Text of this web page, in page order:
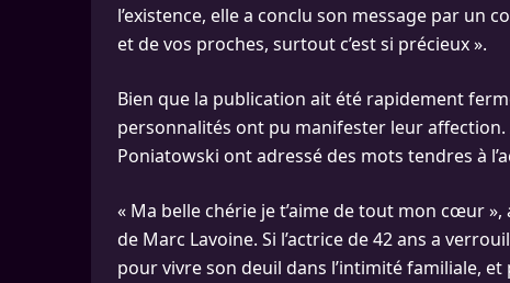
l’existence, elle a conclu son message par un
et de vos proches, surtout c’est si précieux ».
Bien que la publication ait été rapidement
personnalités ont pu manifester leur affection.
Poniatowski ont adressé des mots tendres à
« Ma belle chérie je t’aime de tout mon cœur
de Marc Lavoine. Si l’actrice de 42 ans a
pour vivre son deuil dans l’intimité familiale,